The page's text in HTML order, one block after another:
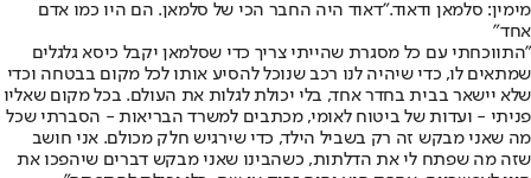
מימין: סלמאן ודאוד."דאוד היה החבר הכי של סלמאן. הם היו כמו אדם
אחד"
"התווכחתי עם כל מסגרת שהייתי צריך כדי שסלמאן יקבל כיסא גלגלים
שמתאים לו, כדי שיהיה לנו רכב שנוכל להסיע אותו לכל מקום בבטחה וכדי
שלא יישאר בבית בחדר אחד, בלי יכולת לגלות את העולם. בכל מקום שאליו
פניתי - ועדות של ביטוח לאומי, מכתבים למשרד הבריאות - הסברתי שכל
מה שאני מבקש זה רק בשביל הילד, כדי שירגיש חלק מכולם. אני חושב
שזה מה שפתח לי את הדלתות, כשהבינו שאני מבקש דברים שיהפכו את